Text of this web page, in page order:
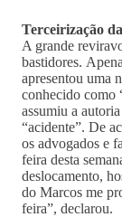
Terceirização
A grande
bastidores.
apresentou uma
conhecido como
assumiu a
“acidente”. De
os advogados e
feira desta
deslocamento,
do Marcos me
feira”, declarou.